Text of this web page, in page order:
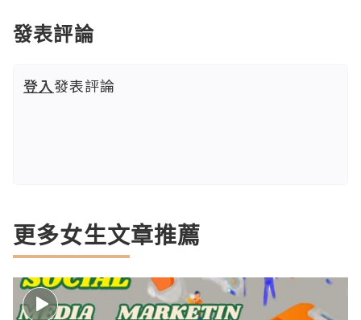
發表評論
登入發表評論
更多女生文章推薦